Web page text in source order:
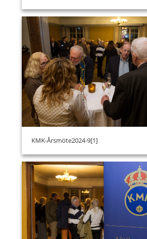
KMK-Årsmöte2024-9[1]